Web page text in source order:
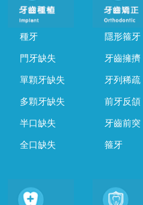
種牙
門牙缺失
單顆牙缺失
多顆牙缺失
半口缺失
全口缺失
隱形箍牙
牙齒擁擠
牙列稀疏
前牙反頜
牙齒前突
箍牙